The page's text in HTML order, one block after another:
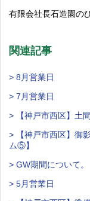
有限会社長石造園の
関連記事
> 8月営業日
> 7月営業日
> 【神戸市西区】土
> 【神戸市西区】御
ム⑤】
> GW期間について。
> 5月営業日